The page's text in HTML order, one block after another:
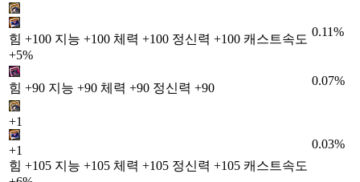
힘 +100 지능 +100 체력 +100 정신력 +100 캐스트속도
+5%
0.11%
힘 +90 지능 +90 체력 +90 정신력 +90
0.07%
+1
+1
힘 +105 지능 +105 체력 +105 정신력 +105 캐스트속도
0.03%